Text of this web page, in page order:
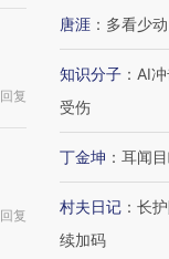
回复
回复
唐涯 ： 多看少动
知识分子 ： AI
受伤
丁金坤 ： 耳闻
村夫日记 ： 长
续加码